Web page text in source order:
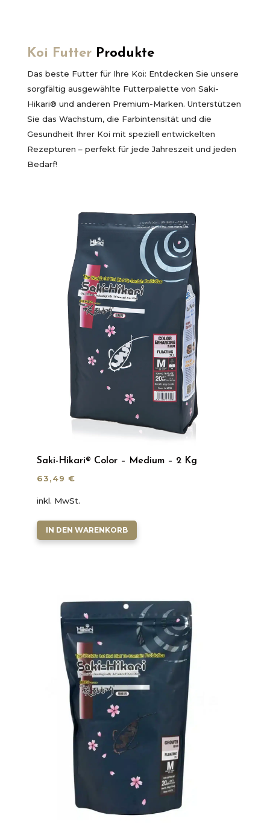
Koi FutterProdukte
Das beste Futter für Ihre Koi: Entdecken Sie unsere
sorgfältig ausgewählte Futterpalette von Saki-
Hikari® und anderen Premium-Marken. Unterstützen
Sie das Wachstum, die Farbintensität und die
Gesundheit Ihrer Koi mit speziell entwickelten
Rezepturen – perfekt für jede Jahreszeit und jeden
Bedarf!
Saki-Hikari® Color – Medium – 2 Kg
63,49 €
inkl. MwSt.
IN DEN WARENKORB